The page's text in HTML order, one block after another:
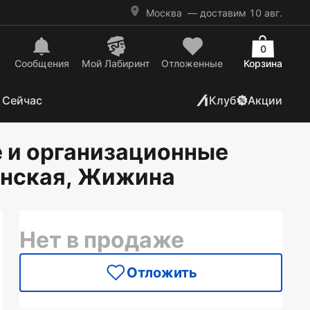
Москва — доставим 10 авг.
Сообщения Mой Лабиринт Отложенные Корзина
0
Клуб Акции
организационные
Жижина
Нет в продаже
Отложить